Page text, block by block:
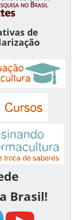
de
Brasil!